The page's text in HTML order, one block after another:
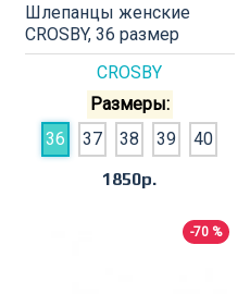
CROSBY
Шлепанцы женские
CROSBY, 36 размер
Размеры:
36
37 38 39
40
1850р.
-70 %